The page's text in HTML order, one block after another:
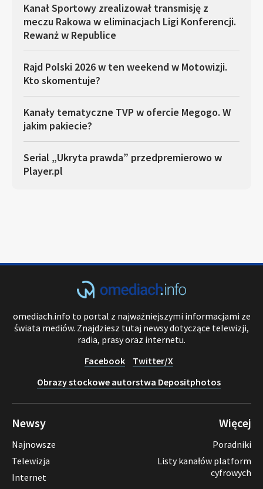
Kanał Sportowy zrealizował transmisję z
meczu Rakowa w eliminacjach Ligi Konferencji.
Rewanż w Republice
Rajd Polski 2026 w ten weekend w Motowizji.
Kto skomentuje?
Kanały tematyczne TVP w ofercie Megogo. W
jakim pakiecie?
Serial „Ukryta prawda” przedpremierowo w
Player.pl
omediach.info to portal z najważniejszymi informacjami ze
świata mediów. Znajdziesz tutaj newsy dotyczące telewizji,
radia, prasy oraz internetu.
Facebook
Twitter/X
Obrazy stockowe autorstwa Depositphotos
Newsy
Najnowsze
Telewizja
Internet
Więcej
Poradniki
Listy kanałów platform
cyfrowych